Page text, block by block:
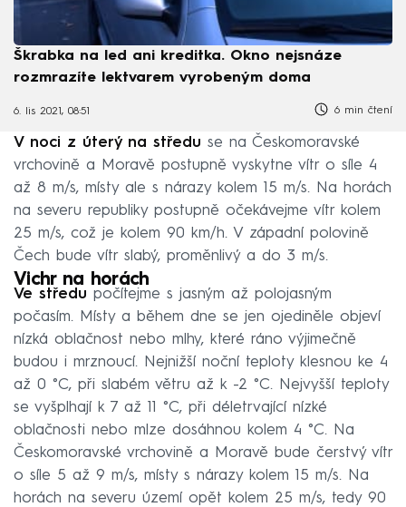
Škrabka na led ani kreditka. Okno nejsnáze
rozmrazíte lektvarem vyrobeným doma
6. lis 2021, 08:51 6 min čtení
V noci z úterý na středu se na Českomoravské
vrchovině a Moravě postupně vyskytne vítr o síle 4
až 8 m/s, místy ale s nárazy kolem 15 m/s. Na horách
na severu republiky postupně očekávejme vítr kolem
25 m/s, což je kolem 90 km/h. V západní polovině
Čech bude vítr slabý, proměnlivý a do 3 m/s.
Vichr na horách
Ve středu počítejme s jasným až polojasným
počasím. Místy a během dne se jen ojediněle objeví
nízká oblačnost nebo mlhy, které ráno výjimečně
budou i mrznoucí. Nejnižší noční teploty klesnou ke 4
až 0 °C, při slabém větru až k -2 °C. Nejvyšší teploty
se vyšplhají k 7 až 11 °C, při déletrvající nízké
oblačnosti nebo mlze dosáhnou kolem 4 °C. Na
Českomoravské vrchovině a Moravě bude čerstvý vítr
o síle 5 až 9 m/s, místy s nárazy kolem 15 m/s. Na
horách na severu území opět kolem 25 m/s, tedy 90